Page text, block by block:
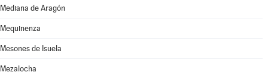
Mediana de Aragón
Mequinenza
Mesones de Isuela
Mezalocha